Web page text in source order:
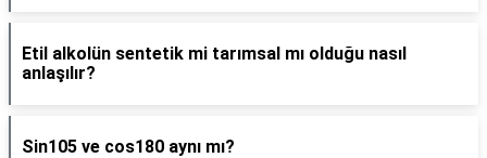
Etil alkolün sentetik mi tarımsal mı olduğu nasıl
anlaşılır?
Sin105 ve cos180 aynı mı?